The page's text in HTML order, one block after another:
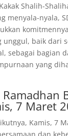
Shalih-
menyala-nyala,
unggul, baik dari
sebagai bagian
yang
7 Maret
Kamis, 7
dan